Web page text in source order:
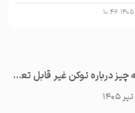
NFT چیست؟ همه چیز درباره توکن‌ غیر قابل تعویض (آپدیت ۲۰۲۳)